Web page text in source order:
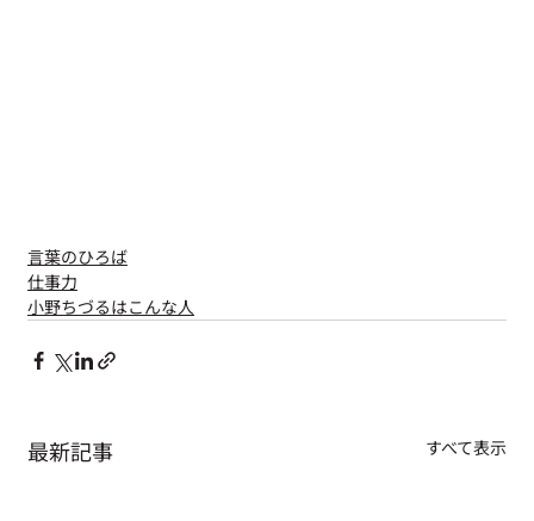
言葉のひろば
仕事力
小野ちづるはこんな人
最新記事 すべて表示